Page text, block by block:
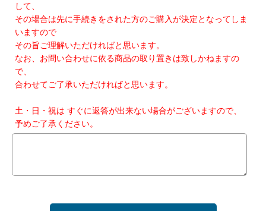
して、
その場合は先に手続きをされた方のご購入が決定となってしま
いますので
その旨ご理解いただければと思います。
なお、お問い合わせに依る商品の取り置きは致しかねますの
で、
合わせてご了承いただければと思います。
土・日・祝は すぐに返答が出来ない場合がございますので、
予めご了承ください。